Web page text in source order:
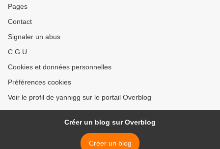
Pages
Contact
Signaler un abus
C.G.U.
Cookies et données personnelles
Préférences cookies
Voir le profil de yannigg sur le portail Overblog
Créer un blog sur Overblog
Créer un blog